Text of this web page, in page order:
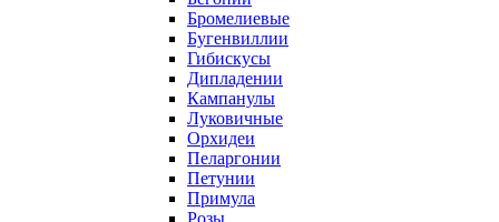
Бромелиевые
Бугенвиллии
Гибискусы
Дипладении
Кампанулы
Луковичные
Орхидеи
Пеларгонии
Петунии
Примула
Розы